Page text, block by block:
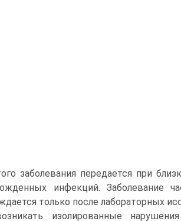
заболевания передается при
инфекций. Заболевание
только после лабораторных
изолированные